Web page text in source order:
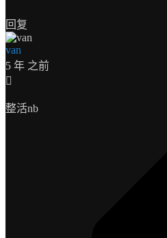
回复
van
5 年 之前
整活nb